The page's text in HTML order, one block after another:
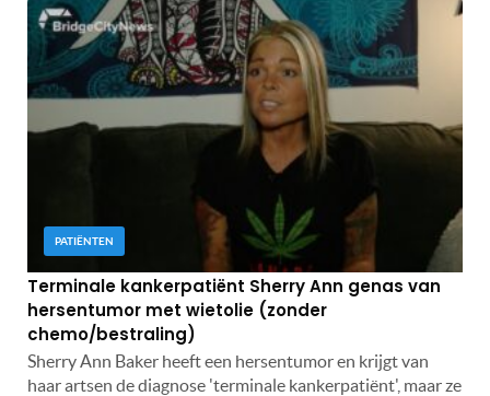
PATIËNTEN
Terminale kankerpatiënt Sherry Ann genas van
hersentumor met wietolie (zonder
chemo/bestraling)
Sherry Ann Baker heeft een hersentumor en krijgt van
haar artsen de diagnose 'terminale kankerpatiënt', maar ze